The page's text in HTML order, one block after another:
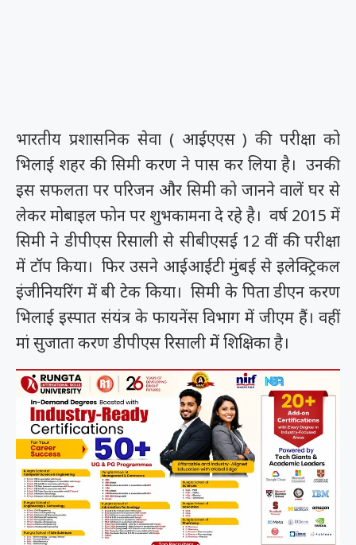
भारतीय प्रशासनिक सेवा ( आईएएस ) की परीक्षा को
भिलाई शहर की सिमी करण ने पास कर लिया है। उनकी
इस सफलता पर परिजन और सिमी को जानने वालें घर से
लेकर मोबाइल फोन पर शुभकामना दे रहे है। वर्ष 2015 में
सिमी ने डीपीएस रिसाली से सीबीएसई 12 वीं की परीक्षा
में टॉप किया। फिर उसने आईआईटी मुंबई से इलेक्ट्रिकल
इंजीनियरिंग में बी टेक किया। सिमी के पिता डीएन करण
भिलाई इस्पात संयंत्र के फायनेंस विभाग में जीएम हैं। वहीं
मां सुजाता करण डीपीएस रिसाली में शिक्षिका है।